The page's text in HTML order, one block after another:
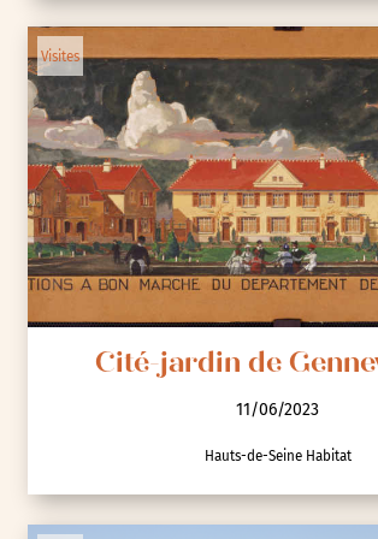
Visites
Cité-jardin de
11/06/2023
Hauts-de-Seine Habitat